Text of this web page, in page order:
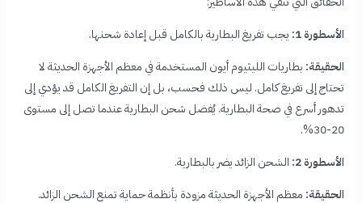
الأسطورة 1:
يجب تفريغ البطارية بالكامل قبل إعادة شحنها.
الحقيقة: بطاريات الليثيوم أيون المستخدمة في معظم الأجهزة الحديثة لا
تحتاج إلى تفريغ كامل. ليس ذلك فحسب، بل إن التفريغ الكامل قد يؤدي إلى
تدهور أسرع في صحة البطارية. يُفضل شحن البطارية عندما تصل إلى مستوى
20-30%.
الأسطورة 2:
الشحن الزائد يضر بالبطارية.
الحقيقة: معظم الأجهزة الحديثة مزودة بأنظمة حماية تمنع الشحن الزائد.